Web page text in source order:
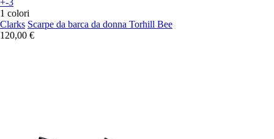
1 colori
Clarks Scarpe da barca da donna Torhill Bee
120,00 €